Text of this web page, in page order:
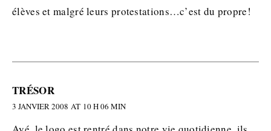
élèves et malgré leurs protestations…c’est du propre!
TRÉSOR
3 JANVIER 2008 AT 10 H 06 MIN